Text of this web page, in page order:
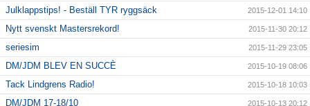
Julklappstips! - Beställ TYR ryggsäck 2015-12-01 14:10
Nytt svenskt Mastersrekord! 2015-11-30 20:12
seriesim 2015-11-29 23:05
DM/JDM BLEV EN SUCCÈ 2015-10-19 08:06
Tack Lindgrens Radio! 2015-10-18 10:03
DM/JDM 17-18/10 2015-10-13 20:12